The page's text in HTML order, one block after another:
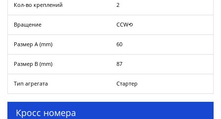
Кол-во креплений 2
Вращение CCW⟲
Размер A (mm) 60
Размер B (mm) 87
Тип агрегата Стартер
Кросс номера